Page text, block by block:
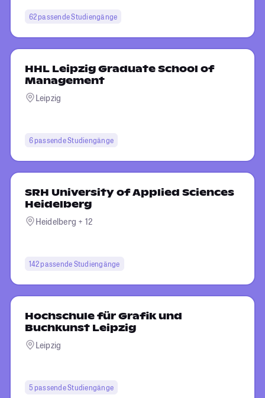
62 passende Studiengänge
HHL Leipzig Graduate School of
Management
Leipzig
6 passende Studiengänge
SRH University of Applied Sciences
Heidelberg
Heidelberg + 12
142 passende Studiengänge
Hochschule für Grafik und
Buchkunst Leipzig
Leipzig
5 passende Studiengänge